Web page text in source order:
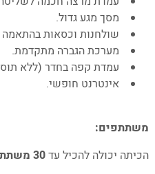
מסך מגע גדול.
שולחנות וכסאות
מערכת הגברה מתקדמת.
עמדת קפה בחדר (ללא
אינטרנט חופשי.
משתתפים:
הכיתה יכולה להכיל עד30 משתתפים